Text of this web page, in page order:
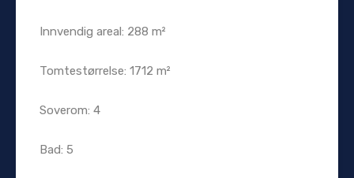
Innvendig areal: 288 m²
Tomtestørrelse: 1712 m²
Soverom: 4
Bad: 5